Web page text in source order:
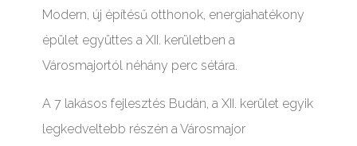
Modern, új építésű otthonok, energiahatékony
épület együttes a XII. kerületben a
Városmajortól néhány perc sétára.
A 7 lakásos fejlesztés Budán, a XII. kerület egyik
legkedveltebb részén a Városmajor